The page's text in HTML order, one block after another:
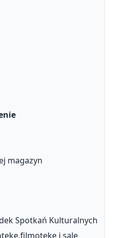
magazyn
Spotkań Kulturalnych
i salę